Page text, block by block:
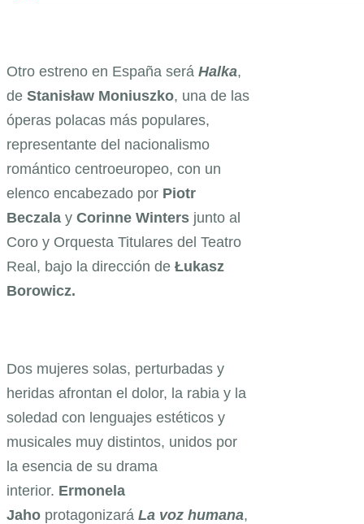
Otro estreno en España será Halka,
de Stanisław Moniuszko, una de las
óperas polacas más populares,
representante del nacionalismo
romántico centroeuropeo, con un
elenco encabezado por Piotr
Beczala y Corinne Winters junto al
Coro y Orquesta Titulares del Teatro
Real, bajo la dirección de Łukasz
Borowicz.
Dos mujeres solas, perturbadas y
heridas afrontan el dolor, la rabia y la
soledad con lenguajes estéticos y
musicales muy distintos, unidos por
la esencia de su drama
interior. Ermonela
Jaho protagonizará La voz humana,